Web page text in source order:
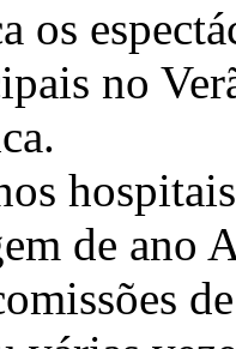
os
no
de ano